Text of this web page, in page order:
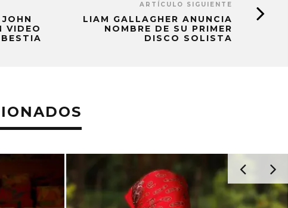
VIDEO
ARTÍCULO SIGUIENTE
LIAM GALLAGHER ANUNCIA
NOMBRE DE SU PRIMER
DISCO SOLISTA